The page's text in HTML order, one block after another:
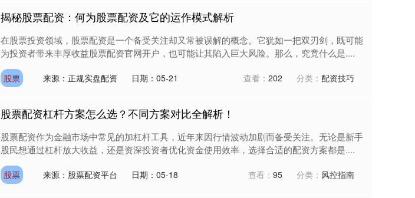
揭秘股票配资：何为股票配资及它的运作模式解析
在股票投资领域，股票配资是一个备受关注却又常被误解的概念。它犹如一把双刃剑，既可能
为投资者带来丰厚收益股票配资官网开户，也可能让其陷入巨大风险。那么，究竟什么是....
股票 来源：正规实盘配资 日期：05-21 查看： 202 分类： 配资技巧
股票配资杠杆方案怎么选？不同方案对比全解析！
股票配资作为金融市场中常见的加杠杆工具，近年来因行情波动加剧而备受关注。无论是新手
股民想通过杠杆放大收益，还是资深投资者优化资金使用效率，选择合适的配资方案都是....
股票 来源：股票配资平台 日期：05-18 查看： 95 分类： 风控指南